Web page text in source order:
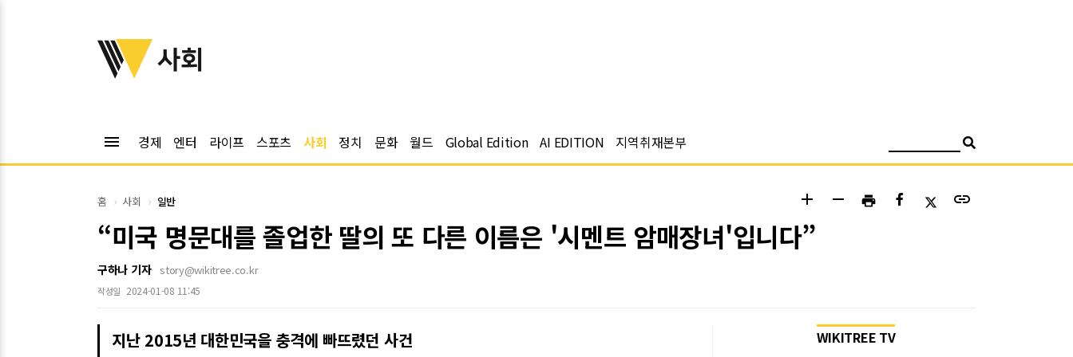
위키트리
사회
menu 경제 엔터 라이프 스포츠 사회 정치 문화 월드 Global Edition AI EDITION 지역취재본부
홈 사회 일반 add remove print link
“미국 명문대를 졸업한 딸의 또 다른 이름은 '시멘트 암매장녀'입니다”
구하나 기자 story@wikitree.co.kr
작성일 2024-01-08 11:45
지난 2015년 대한민국을 충격에 빠뜨렸던 사건 WIKITREE TV